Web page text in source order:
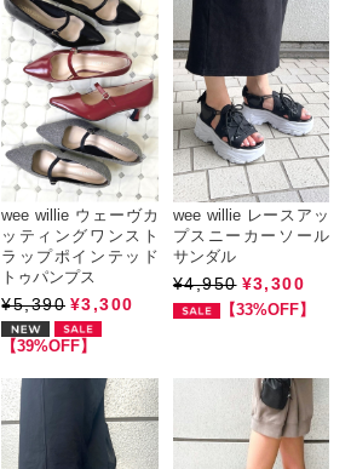
wee willie ウェーヴカ
ッティングワンスト
ラップポインテッド
トゥパンプス
¥5,390 ¥3,300
【39%OFF】
wee willie レースアッ
プスニーカーソール
サンダル
¥4,950 ¥3,300
【33%OFF】